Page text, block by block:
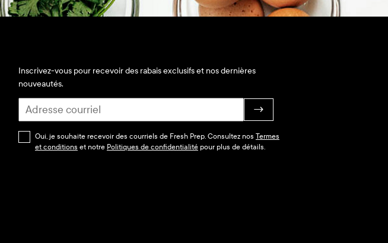
Inscrivez-vous pour recevoir des rabais exclusifs et nos dernières
nouveautés.
→
Oui, je souhaite recevoir des courriels de Fresh Prep. Consultez nos Termes
et conditions et notre Politiques de confidentialitépour plus de détails.